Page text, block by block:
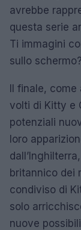
avrebbe
questa serie
Ti immagini
sullo schermo?
Il finale, come
volti di Kitty e
potenziali
loro
britannico dei
condiviso di
solo
nuove